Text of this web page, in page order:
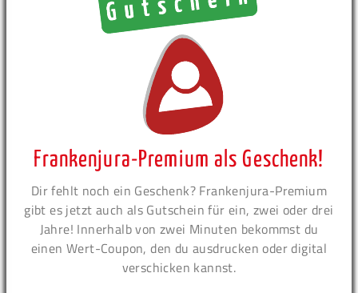
Frankenjura-Premium als Geschenk!
Dir fehlt noch ein Geschenk? Frankenjura-Premium
gibt es jetzt auch als Gutschein für ein, zwei oder drei
Jahre! Innerhalb von zwei Minuten bekommst du
einen Wert-Coupon, den du ausdrucken oder digital
verschicken kannst.